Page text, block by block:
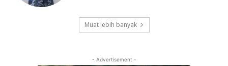
Muat lebih banyak
- Advertisement -